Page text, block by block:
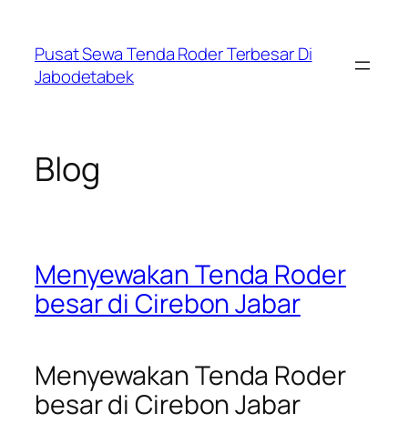
content
Pusat Sewa Tenda Roder Terbesar Di
Jabodetabek
Blog
Menyewakan Tenda Roder
besar di Cirebon Jabar
Menyewakan Tenda Roder
besar di Cirebon Jabar